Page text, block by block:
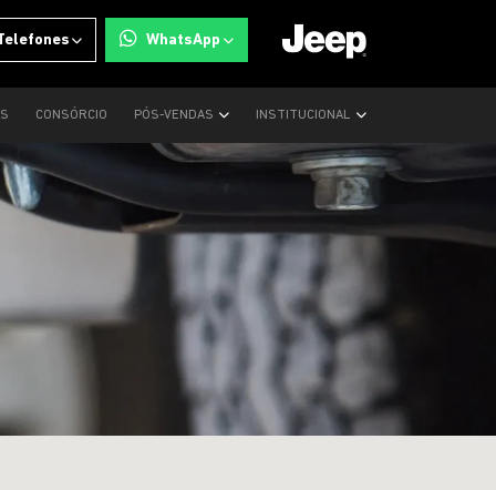
WhatsApp
CONSÓRCIO PÓS-VENDAS INSTITUCIONAL